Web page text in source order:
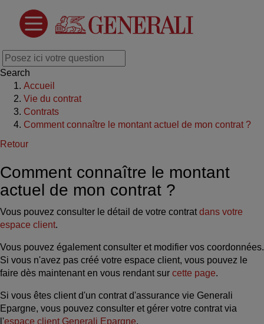
Search
Accueil
Vie du contrat
Contrats
Comment connaître le montant actuel de mon contrat ?
Retour
Comment connaître le montant
actuel de mon contrat ?
Vous pouvez consulter le détail de votre contratdans votre
espace client.
Vous pouvez également consulter et modifier vos coordonnées.
Si vous n'avez pas créé votre espace client, vous pouvez le
faire dès maintenant en vous rendant sur cette page.
Si vous êtes client d'un contrat d'assurance vie Generali
Epargne, vous pouvez consulter et gérer votre contrat via
l'espace client Generali Epargne.